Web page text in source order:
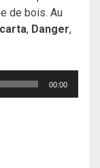
de bois. Au
, Danger,
00:00